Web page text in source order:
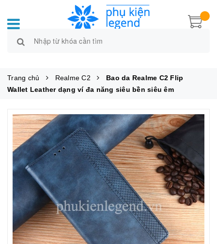
Trang chủ Realme C2
Bao da Realme C2 Flip
Wallet Leather dạng ví đa năng siêu bền siêu êm